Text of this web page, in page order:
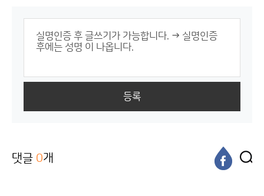
등록
댓글 0개